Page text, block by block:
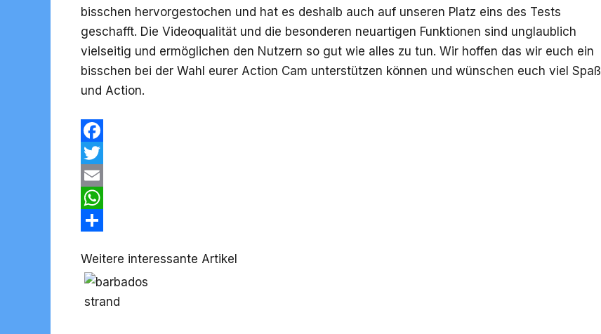
bisschen hervorgestochen und hat es deshalb auch auf unseren Platz eins des Tests
geschafft. Die Videoqualität und die besonderen neuartigen Funktionen sind unglaublich
vielseitig und ermöglichen den Nutzern so gut wie alles zu tun. Wir hoffen das wir euch ein
bisschen bei der Wahl eurer Action Cam unterstützen können und wünschen euch viel Spaß
und Action.
F
a
c
e
o
o
k
T
w
t
e
E
m
i
W
a
t
s
e
Weitere interessante Artikel